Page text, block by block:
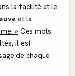
la facilité et le
et la
» Ces mots
il est
de chaque